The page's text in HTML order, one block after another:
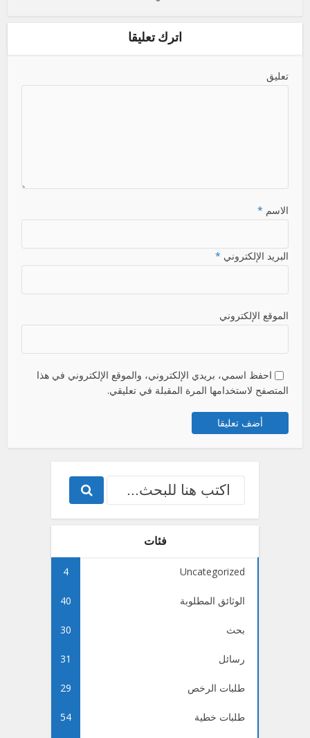
اترك تعليقا
تعليق
الاسم *
البريد الإلكتروني *
الموقع الإلكتروني
احفظ اسمي، بريدي الإلكتروني، والموقع الإلكتروني في هذا
المتصفح لاستخدامها المرة المقبلة في تعليقي.
فئات
Uncategorized
4
الوثائق المطلوبة 40
بحث 30
رسائل 31
طلبات الرخص 29
طلبات خطية 54